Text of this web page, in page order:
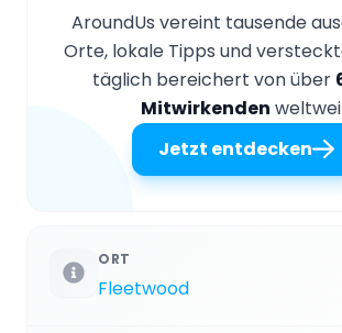
AroundUs vereint tausende
Orte, lokale Tipps und
täglich bereichert von über
Mitwirkenden
Jetzt entdecken
ORT
Fleetwood